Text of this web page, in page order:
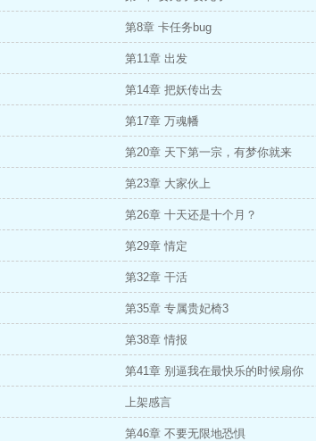
第8章 卡任务bug
第11章 出发
第14章 把妖传出去
第17章 万魂幡
第20章 天下第一宗，有梦你就来
第23章 大家伙上
第26章 十天还是十个月？
第29章 情定
第32章 干活
第35章 专属贵妃椅3
第38章 情报
第41章 别逼我在最快乐的时候扇你
上架感言
第46章 不要无限地恐惧